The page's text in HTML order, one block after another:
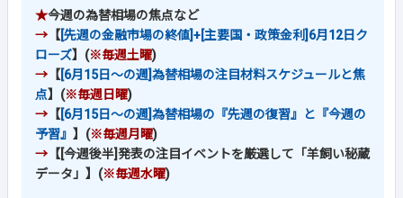
★今週の為替相場の焦点など
→ 【[先週の金融市場の終値]+[主要国・政策金利]6月12日ク
ローズ】(※毎週土曜)
→ 【[6月15日～の週]為替相場の注目材料スケジュールと焦
点】(※毎週日曜)
→ 【[6月15日～の週]為替相場の『先週の復習』と『今週の
予習』 】(※毎週月曜)
→ 【[今週後半]発表の注目イベントを厳選して「羊飼い秘蔵
データ」】(※毎週水曜)